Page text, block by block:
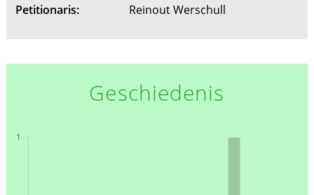
Petitionaris:
Reinout Werschull
Geschiedenis